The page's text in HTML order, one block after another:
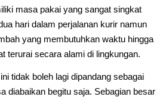
masa pakai yang sangat singkat
hari dalam perjalanan kurir namun
yang membutuhkan waktu hingga
terurai secara alami di lingkungan.
tidak boleh lagi dipandang sebagai
diabaikan begitu saja. Sebagian besar